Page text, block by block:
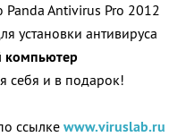
Antivirus Pro 2012
установки антивируса
компьютер
себя и в подарок!
ссылке www.viruslab.ru